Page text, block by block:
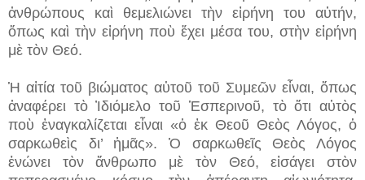
ἀνθρώπους καὶ θεμελιώνει τὴν εἰρήνη του αὐτήν,
ὅπως καὶ τὴν εἰρήνη ποὺ ἔχει μέσα του, στὴν εἰρήνη
μὲ τὸν Θεό.
Ἡ αἰτία τοῦ βιώματος αὐτοῦ τοῦ Συμεῶν εἶναι, ὅπως
ἀναφέρει τὸ Ἰδιόμελο τοῦ Ἑσπερινοῦ, τὸ ὅτι αὐτὸς
ποὺ ἐναγκαλίζεται εἶναι «ὁ ἐκ Θεοῦ Θεὸς Λόγος, ὁ
σαρκωθεὶς δι’ ἡμᾶς». Ὁ σαρκωθεῖς Θεὸς Λόγος
ἑνώνει τὸν ἄνθρωπο μὲ τὸν Θεό, εἰσάγει στὸν